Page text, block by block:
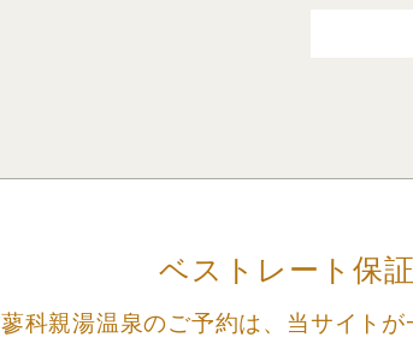
ベストレート保証
蓼科親湯温泉のご予約は、 当サイトが